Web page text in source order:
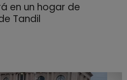
en un hogar de
Tandil